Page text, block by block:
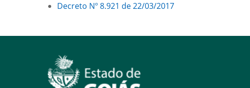
Decreto Nº 8.921 de 22/03/2017